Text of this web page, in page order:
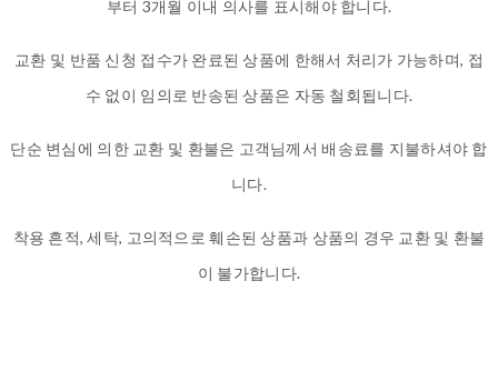
부터 3개월 이내 의사를 표시해야 합니다.
교환 및 반품 신청 접수가 완료된 상품에 한해서 처리가 가능하며, 접
수 없이 임의로 반송된 상품은 자동 철회됩니다.
단순 변심에 의한 교환 및 환불은 고객님께서 배송료를 지불하셔야 합
니다.
착용 흔적, 세탁, 고의적으로 훼손된 상품과 상품의 경우 교환 및 환불
이 불가합니다.